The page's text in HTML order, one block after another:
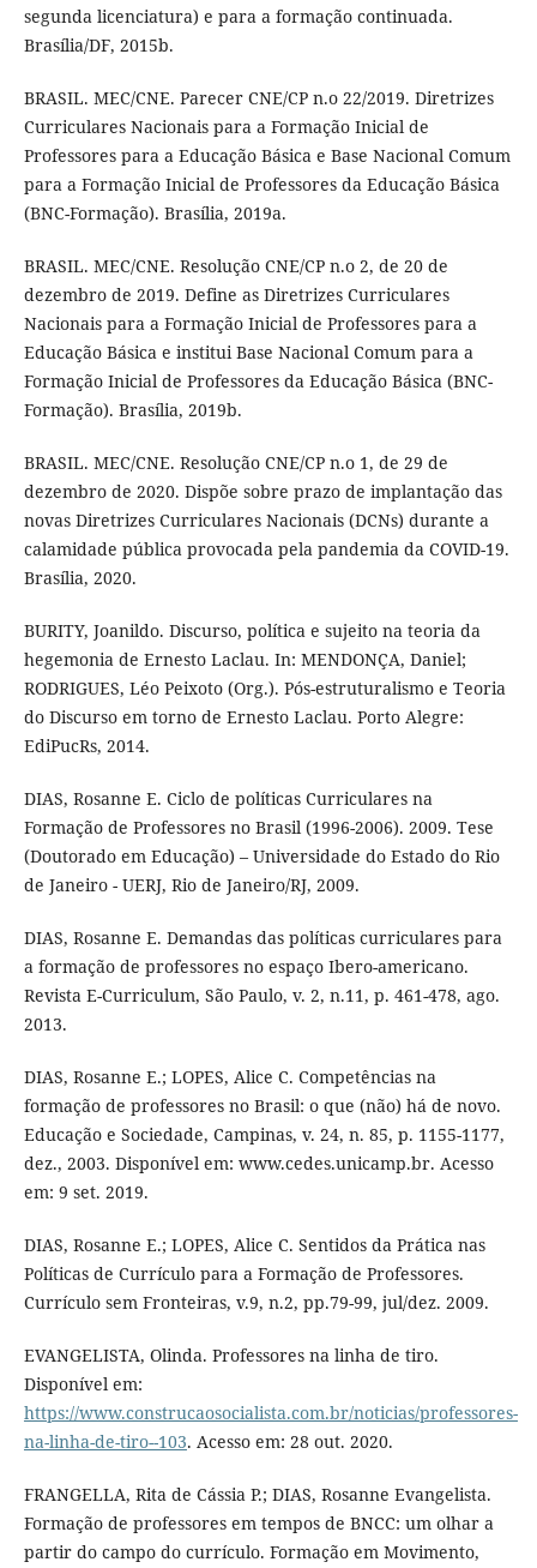
segunda licenciatura) e para a formação continuada.
Brasília/DF, 2015b.
BRASIL. MEC/CNE. Parecer CNE/CP n.o 22/2019. Diretrizes
Curriculares Nacionais para a Formação Inicial de
Professores para a Educação Básica e Base Nacional Comum
para a Formação Inicial de Professores da Educação Básica
(BNC-Formação). Brasília, 2019a.
BRASIL. MEC/CNE. Resolução CNE/CP n.o 2, de 20 de
dezembro de 2019. Define as Diretrizes Curriculares
Nacionais para a Formação Inicial de Professores para a
Educação Básica e institui Base Nacional Comum para a
Formação Inicial de Professores da Educação Básica (BNC-
Formação). Brasília, 2019b.
BRASIL. MEC/CNE. Resolução CNE/CP n.o 1, de 29 de
dezembro de 2020. Dispõe sobre prazo de implantação das
novas Diretrizes Curriculares Nacionais (DCNs) durante a
calamidade pública provocada pela pandemia da COVID-19.
Brasília, 2020.
BURITY, Joanildo. Discurso, política e sujeito na teoria da
hegemonia de Ernesto Laclau. In: MENDONÇA, Daniel;
RODRIGUES, Léo Peixoto (Org.). Pós-estruturalismo e Teoria
do Discurso em torno de Ernesto Laclau. Porto Alegre:
EdiPucRs, 2014.
DIAS, Rosanne E. Ciclo de políticas Curriculares na
Formação de Professores no Brasil (1996-2006). 2009. Tese
(Doutorado em Educação) – Universidade do Estado do Rio
de Janeiro - UERJ, Rio de Janeiro/RJ, 2009.
DIAS, Rosanne E. Demandas das políticas curriculares para
a formação de professores no espaço Ibero-americano.
Revista E-Curriculum, São Paulo, v. 2, n.11, p. 461-478, ago.
2013.
DIAS, Rosanne E.; LOPES, Alice C. Competências na
formação de professores no Brasil: o que (não) há de novo.
Educação e Sociedade, Campinas, v. 24, n. 85, p. 1155-1177,
dez., 2003. Disponível em: www.cedes.unicamp.br. Acesso
em: 9 set. 2019.
DIAS, Rosanne E.; LOPES, Alice C. Sentidos da Prática nas
Políticas de Currículo para a Formação de Professores.
Currículo sem Fronteiras, v.9, n.2, pp.79-99, jul/dez. 2009.
EVANGELISTA, Olinda. Professores na linha de tiro.
Disponível em:
https://www.construcaosocialista.com.br/noticias/professores-
na-linha-de-tiro--103. Acesso em: 28 out. 2020.
FRANGELLA, Rita de Cássia P.; DIAS, Rosanne Evangelista.
Formação de professores em tempos de BNCC: um olhar a
partir do campo do currículo. Formação em Movimento,